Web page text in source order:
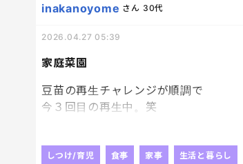
夏前って毎年こんな感じだったっけ？🥹
家庭菜園
inakanoyome さん 30代
2026.04.27 05:39
豆苗の再生チャレンジが順調で
今３回目の再生中。笑
すご！食べないと！！ってなってるのを
しつけ/育児 食事 家事 生活と暮らし